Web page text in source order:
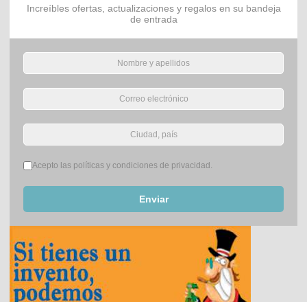
Increíbles ofertas, actualizaciones y regalos en su bandeja
de entrada
Términos del servicio*
Acepto las políticas y condiciones de privacidad.
Enviar